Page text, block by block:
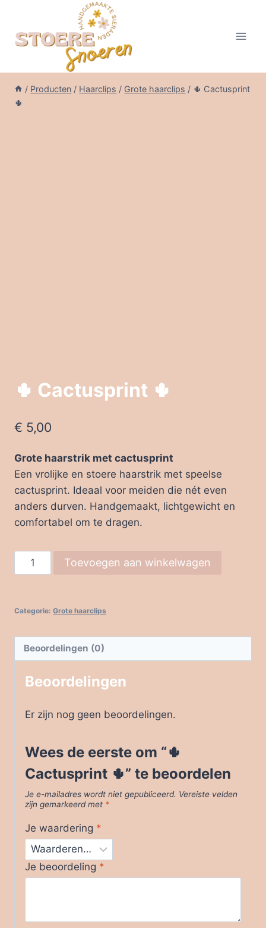
inhoud
/ Producten / Haarclips / Grote haarclips / 🌵 Cactusprint
🌵
🌵 Cactusprint 🌵
€ 5,00
Grote haarstrik met cactusprint
Een vrolijke en stoere haarstrik met speelse
cactusprint. Ideaal voor meiden die nét even
anders durven. Handgemaakt, lichtgewicht en
comfortabel om te dragen.
Cactusprint
aantal
Toevoegen aan winkelwagen
Categorie: Grote haarclips
Beoordelingen (0)
Beoordelingen
Er zijn nog geen beoordelingen.
Wees de eerste om “🌵
Cactusprint 🌵” te beoordelen
Je e-mailadres wordt niet gepubliceerd. Vereiste velden
zijn gemarkeerd met *
Je waardering *
Je beoordeling *